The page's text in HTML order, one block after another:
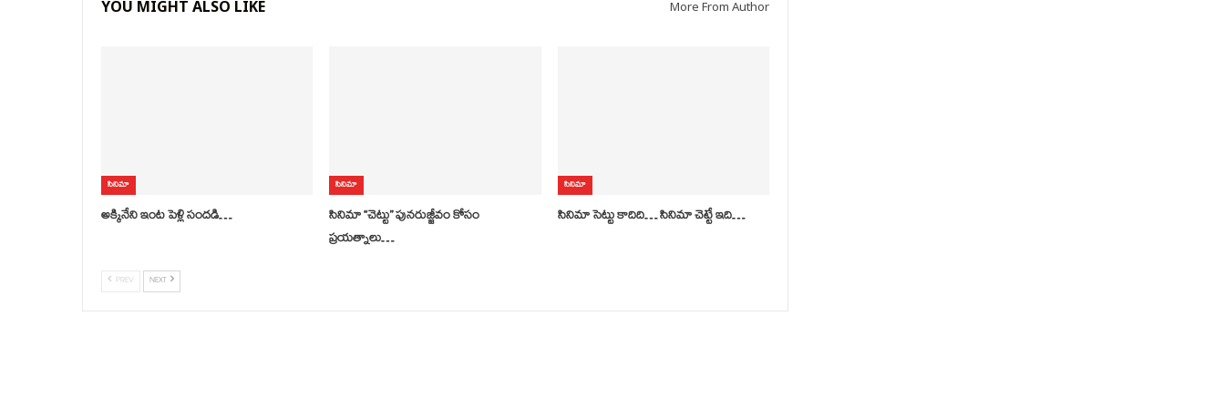
YOU MIGHT ALSO LIKE
More From Author
సినిమా
అక్కినేని ఇంట పెళ్లి సందడి…
సినిమా
సినిమా ‘‘చెట్టు’’ పునరుజ్జీవం కోసం
ప్రయత్నాలు…
సినిమా
సినిమా సెట్టు కాదిది… సినిమా చెట్టే ఇది…
PREV NEXT